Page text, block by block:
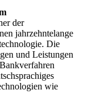
der
jahrzehntelange
Die
und Leistungen
wie